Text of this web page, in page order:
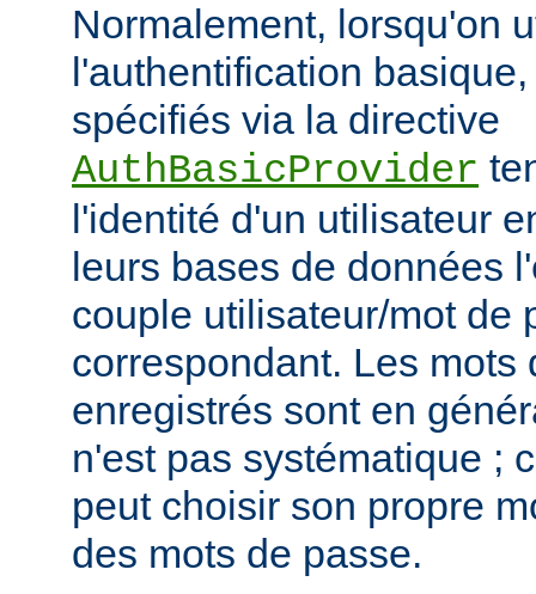
Normalement, lorsqu'on
l'authentification
spécifiés via la directive
AuthBasicProvider
l'identité d'un utilisateur
leurs bases de données
couple utilisateur/mot de
correspondant. Les mots
enregistrés sont en
n'est pas systématique ;
peut choisir son propre
des mots de passe.